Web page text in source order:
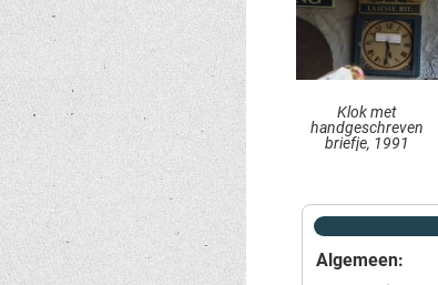
Klok met
handgeschreven
briefje, 1991
Algemeen: